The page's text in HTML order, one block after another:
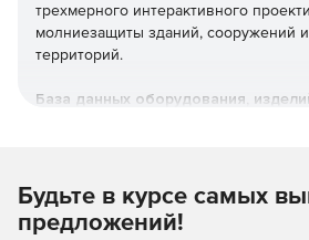
трехмерного интерактивного
молниезащиты зданий, сооружений
территорий.
База данных оборудования,
дополнительных программ.
Трехмерное проектирование и
Будьте в курсе самых
предложений!